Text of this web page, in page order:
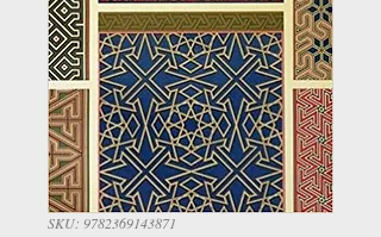
SKU: 9782369143871